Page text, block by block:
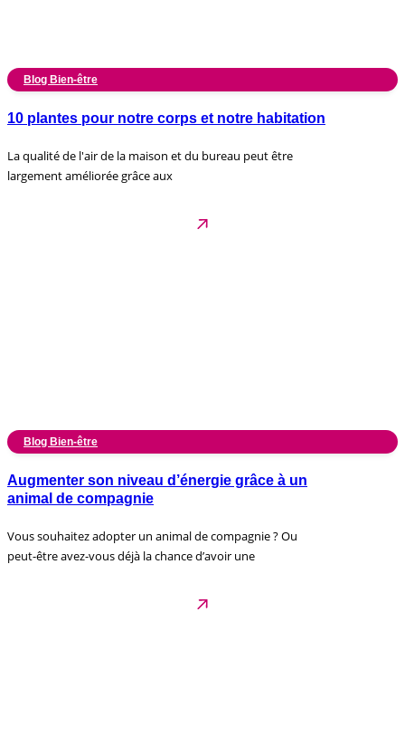
Blog Bien-être
10 plantes pour notre corps et notre habitation
La qualité de l'air de la maison et du bureau peut être
largement améliorée grâce aux
Blog Bien-être
Augmenter son niveau d’énergie grâce à un
animal de compagnie
Vous souhaitez adopter un animal de compagnie ? Ou
peut-être avez-vous déjà la chance d’avoir une